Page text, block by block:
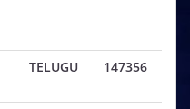
TELUGU 147356